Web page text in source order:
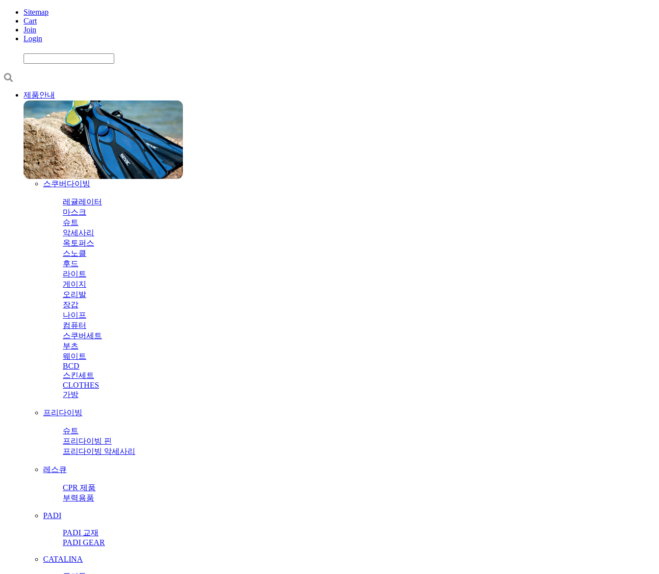
Sitemap
Cart
Join
Login
제품안내
스쿠버다이빙
레귤레이터
마스크
슈트
악세사리
옥토퍼스
스노클
후드
라이트
게이지
오리발
장갑
나이프
컴퓨터
스쿠버세트
부츠
웨이트
BCD
스킨세트
CLOTHES
가방
프리다이빙
슈트
프리다이빙 핀
프리다이빙 악세사리
레스큐
CPR 제품
부력용품
PADI
PADI 교재
PADI GEAR
CATALINA